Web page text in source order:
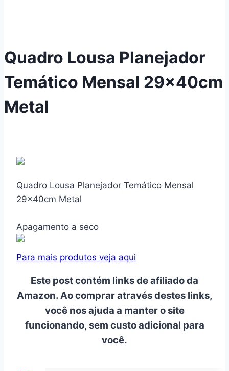
Quadro Lousa Planejador
Temático Mensal 29x40cm
Metal
Quadro Lousa Planejador Temático Mensal
29x40cm Metal
Apagamento a seco
Para mais produtos veja aqui
Este post contém links de afiliado da
Amazon. Ao comprar através destes links,
você nos ajuda a manter o site
funcionando, sem custo adicional para
você.